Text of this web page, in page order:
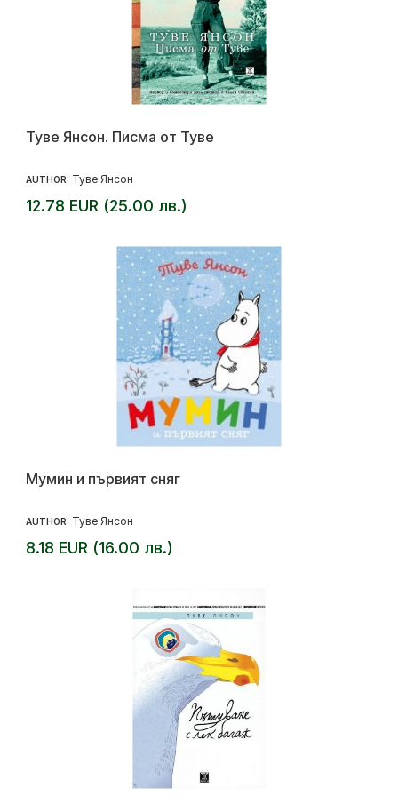
Туве Янсон. Писма от Туве
AUTHOR: Туве Янсон
12.78 EUR (25.00 лв.)
Мумин и първият сняг
AUTHOR: Туве Янсон
8.18 EUR (16.00 лв.)